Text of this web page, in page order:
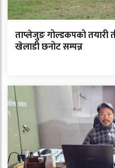
ताप्लेजुङ गोल्डकपको तयारी
खेलाडी छनोट सम्पन्न